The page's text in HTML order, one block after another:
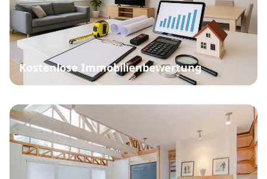
Kostenlose Immobilienbewertung